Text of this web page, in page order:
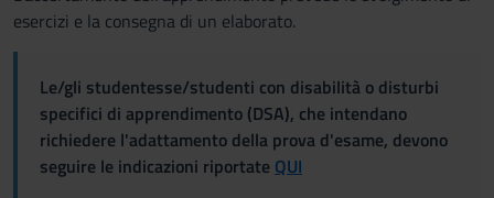
esercizi e la consegna di un elaborato.
Le/gli studentesse/studenti con disabilità o disturbi
specifici di apprendimento (DSA), che intendano
richiedere l'adattamento della prova d'esame, devono
seguire le indicazioni riportate QUI